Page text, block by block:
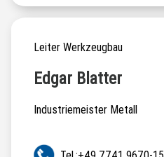
Leiter Werkzeugbau
Edgar Blatter
Industriemeister Metall